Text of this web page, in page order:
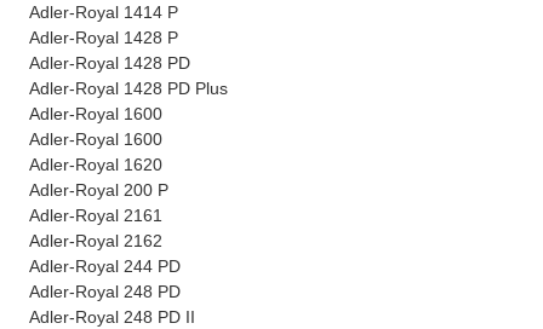
Adler-Royal 1414 P
Adler-Royal 1428 P
Adler-Royal 1428 PD
Adler-Royal 1428 PD Plus
Adler-Royal 1600
Adler-Royal 1600
Adler-Royal 1620
Adler-Royal 200 P
Adler-Royal 2161
Adler-Royal 2162
Adler-Royal 244 PD
Adler-Royal 248 PD
Adler-Royal 248 PD II